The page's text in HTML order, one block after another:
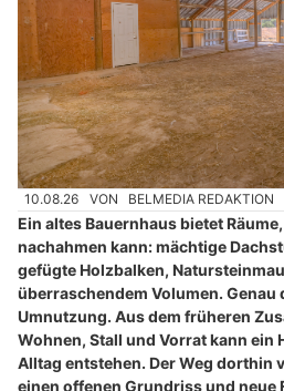
10.08.26 VON BELMEDIA REDAKTION
Ein altes Bauernhaus bietet
nachahmen kann: mächtige
gefügte Holzbalken,
überraschendem Volumen. Genau
Umnutzung. Aus dem früheren
Wohnen, Stall und Vorrat kann ein
Alltag entstehen. Der Weg dorthin
einen offenen Grundriss und neue